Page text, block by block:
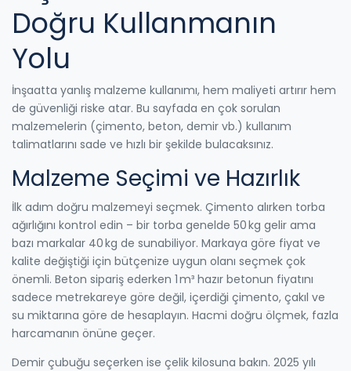
Doğru Kullanmanın
Yolu
İnşaatta yanlış malzeme kullanımı, hem maliyeti artırır hem
de güvenliği riske atar. Bu sayfada en çok sorulan
malzemelerin (çimento, beton, demir vb.) kullanım
talimatlarını sade ve hızlı bir şekilde bulacaksınız.
Malzeme Seçimi ve Hazırlık
İlk adım doğru malzemeyi seçmek. Çimento alırken torba
ağırlığını kontrol edin – bir torba genelde 50 kg gelir ama
bazı markalar 40 kg de sunabiliyor. Markaya göre fiyat ve
kalite değiştiği için bütçenize uygun olanı seçmek çok
önemli. Beton sipariş ederken 1 m³ hazır betonun fiyatını
sadece metrekareye göre değil, içerdiği çimento, çakıl ve
su miktarına göre de hesaplayın. Hacmi doğru ölçmek, fazla
harcamanın önüne geçer.
Demir çubuğu seçerken ise çelik kilosuna bakın. 2025 yılı